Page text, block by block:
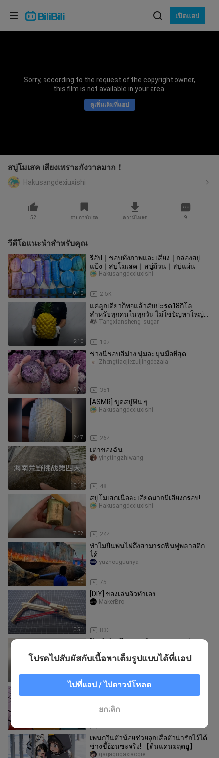
เปิดแอป
Sorry, according to the request of the copyright owner,
this film is not available in your area.
ดูเพิ่มเติมที่แอป
สบู่โมเสค เสียงเพราะกังวาลมาก！
Hakusangdexiuxishi
52 รายการโปรด ดาวน์โหลด 9
วีดีโอแนะนำสำหรับคุณ
8:10
รีอัป｜ชอบทั้งภาพและเสียง｜กล่องสบู่
แป้ง｜สบู่โมเสค｜สบู่ม้วน｜สบู่แผ่น
2.5K
Hakusangdexiuxishi
5:10
แค่ลูกเดียวก็พอแล้วสับปะรด18กิโล
สำหรับทุกคนในทุกวัน ไม่ใช่ปัญหาใหญ่
โต
107
Tangxiansheng_sugar
5:24
ช่วงนี้ชอบสีม่วง นุ่มละมุนมือที่สุด
351
Zhengtiaojiezuijingdezaia
2:47
[ASMR] ขูดสบู่ฟิน ๆ
264
Hakusangdexiuxishi
10:16
เต่าของฉัน
48
yingtingzhiwang
7:02
สบู่โมเสกเนื้อละเอียดมากมีเสียงกรอบ!
244
Hakusangdexiuxishi
1:00
ทำไมปืนพ่นไฟถึงสามารถฟื้นฟูพลาสติก
ได้
75
yuzhouguanya
0:51
[DIY] ของเล่นจิ๋วทำเอง
833
MakerBro
[ไลฟ์สไตล์]ขูดสบู่เนื้อปุย สัมผัสเหมือน
เกล็ดหิมะนุ่ม ๆ เชิญลองกัดดู
Xiangxiangjiang
[ASMR] เสียงตัดสบู่กรอบ ๆ สุดฟิน
Hakusangdexiuxishi
เพนกวินตัวน้อยช่วยลูกเสือตัวน่ารักไว้ได้
ช่างขี้อ้อนซะจริง! 【ดินแดนมฤตยู】
gagagugaxiaoqie
โปรดไปสัมผัสกับเนื้อหาเต็มรูปแบบได้ที่แอป
ไปที่แอป / ไปดาวน์โหลด
ยกเลิก
เลือกภาษา